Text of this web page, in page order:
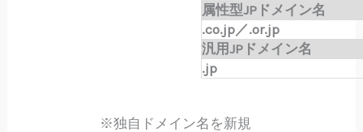
属性型JPドメイン名
.co.jp／.or.jp
汎用JPドメイン名
.jp
※独自ドメイン名を新規